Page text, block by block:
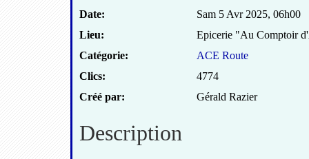
Date:
Sam 5 Avr 2025, 06h00
Lieu:
Epicerie "Au Comptoir
Catégorie:
ACE Route
Clics:
4774
Créé par:
Gérald Razier
Description